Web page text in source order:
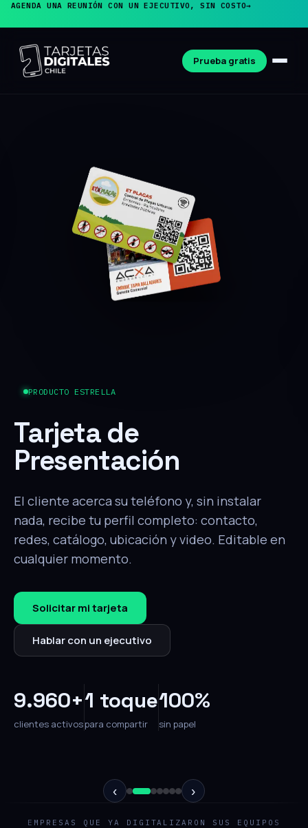
AGENDA UNA REUNIÓN CON UN EJECUTIVO, SIN COSTO→
Prueba gratis
PRODUCTO ESTRELLA
Tarjeta de
Presentación
El cliente acerca su teléfono y, sin instalar
nada, recibe tu perfil completo: contacto,
redes, catálogo, ubicación y video. Editable en
cualquier momento.
Solicitar mi tarjeta
Hablar con un ejecutivo
9.960+
clientes activos
1 toque
para compartir
100%
sin papel
‹ ›
EMPRESAS QUE YA DIGITALIZARON SUS EQUIPOS